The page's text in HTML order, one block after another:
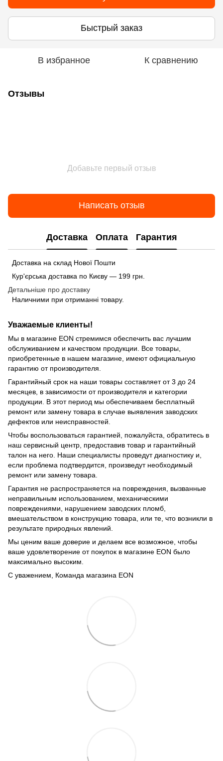
Быстрый заказ
В избранное К сравнению
Отзывы
Добавьте первый отзыв
Написать отзыв
Доставка Оплата Гарантия
Доставка на склад Нової Пошти
Кур'єрська доставка по Києву — 199 грн.
Детальніше про доставку
Наличними при отриманні товару.
Уважаемые клиенты!
Мы в магазине EON стремимся обеспечить вас лучшим
обслуживанием и качеством продукции. Все товары,
приобретенные в нашем магазине, имеют официальную
гарантию от производителя.
Гарантийный срок на наши товары составляет от 3 до 24
месяцев, в зависимости от производителя и категории
продукции. В этот период мы обеспечиваем бесплатный
ремонт или замену товара в случае выявления заводских
дефектов или неисправностей.
Чтобы воспользоваться гарантией, пожалуйста, обратитесь в
наш сервисный центр, предоставив товар и гарантийный
талон на него. Наши специалисты проведут диагностику и,
если проблема подтвердится, произведут необходимый
ремонт или замену товара.
Гарантия не распространяется на повреждения, вызванные
неправильным использованием, механическими
повреждениями, нарушением заводских пломб,
вмешательством в конструкцию товара, или те, что возникли в
результате природных явлений.
Мы ценим ваше доверие и делаем все возможное, чтобы
ваше удовлетворение от покупок в магазине EON было
максимально высоким.
С уважением, Команда магазина EON